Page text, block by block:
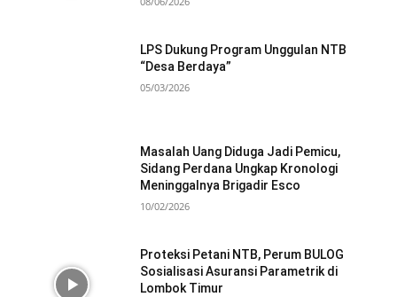
LPS Dukung Program Unggulan NTB
“Desa Berdaya”
05/03/2026
Masalah Uang Diduga Jadi Pemicu,
Sidang Perdana Ungkap Kronologi
Meninggalnya Brigadir Esco
10/02/2026
Proteksi Petani NTB, Perum BULOG
Sosialisasi Asuransi Parametrik di
Lombok Timur